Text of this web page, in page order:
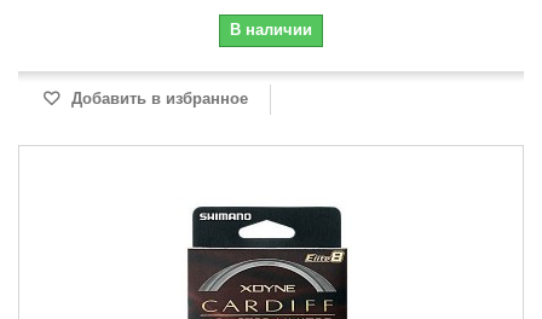
В наличии
Добавить в избранное